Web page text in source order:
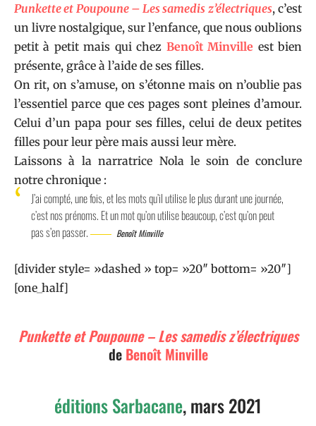
Punkette et Poupoune – Les samedis z’électriques, c’est
un livre nostalgique, sur l’enfance, que nous oublions
petit à petit mais qui chez Benoît Minville est bien
présente, grâce à l’aide de ses filles.
On rit, on s’amuse, on s’étonne mais on n’oublie pas
l’essentiel parce que ces pages sont pleines d’amour.
Celui d’un papa pour ses filles, celui de deux petites
filles pour leur père mais aussi leur mère.
Laissons à la narratrice Nola le soin de conclure
notre chronique :
J’ai compté, une fois, et les mots qu’il utilise le plus durant une journée,
c’est nos prénoms. Et un mot qu’on utilise beaucoup, c’est qu’on peut
pas s’en passer.
Benoît Minville
[divider style= »dashed » top= »20″ bottom= »20″]
[one_half]
Punkette et Poupoune – Les samedis z’électriques
de Benoît Minville
éditions Sarbacane, mars 2021